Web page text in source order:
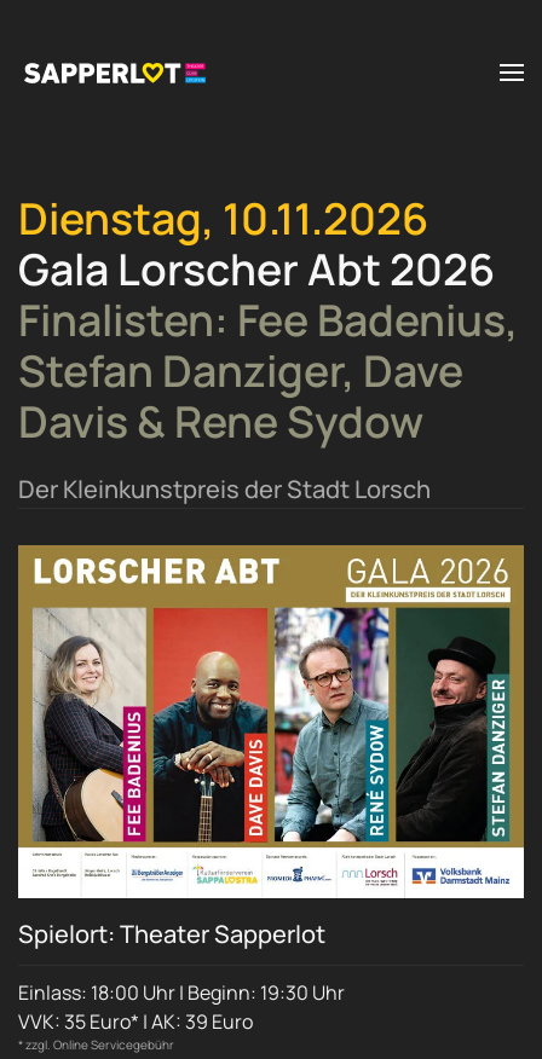
Zum Hauptinhalt springen
Dienstag, 10.11.2026
Gala Lorscher Abt 2026
Finalisten: Fee Badenius,
Stefan Danziger, Dave
Davis & Rene Sydow
Der Kleinkunstpreis der Stadt Lorsch
Spielort: Theater Sapperlot
Einlass: 18:00 Uhr | Beginn: 19:30 Uhr
VVK: 35 Euro* | AK: 39 Euro
* zzgl. Online Servicegebühr